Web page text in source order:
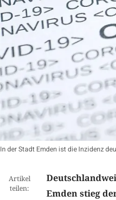
In der Stadt Emden ist die Inzidenz
Artikel
teilen:
Emden stieg